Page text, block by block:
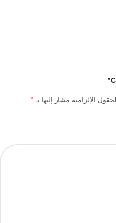
الحقول الإلزامية مشار إليها بـ *